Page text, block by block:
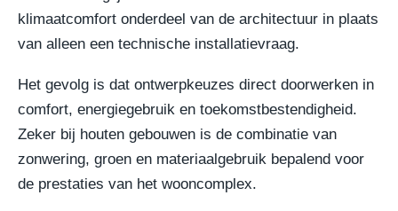
klimaatcomfort onderdeel van de architectuur in plaats
van alleen een technische installatievraag.
Het gevolg is dat ontwerpkeuzes direct doorwerken in
comfort, energiegebruik en toekomstbestendigheid.
Zeker bij houten gebouwen is de combinatie van
zonwering, groen en materiaalgebruik bepalend voor
de prestaties van het wooncomplex.